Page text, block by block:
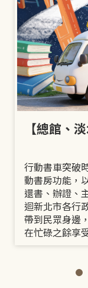
【總館、
行動書車突破
動書房功能，
還書、辦證、
迴新北市各行
帶到民眾身邊
在忙碌之餘享